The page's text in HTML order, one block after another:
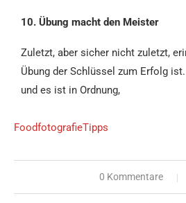
10. Übung macht den Meister
Zuletzt, aber sicher nicht zuletzt,
Übung der Schlüssel zum Erfolg
und es ist in Ordnung,
FoodfotografieTipps
0 Kommentare